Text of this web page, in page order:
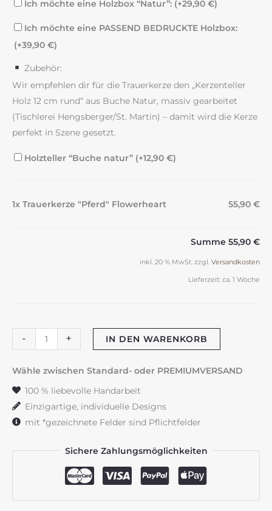
Ich möchte eine Holzbox “Natur”: (+29,90 €)
Ich möchte eine PASSEND BEDRUCKTE Holzbox:
(+39,90 €)
Zubehör:
Wir empfehlen dir für die Trauerkerze den „Kerzenteller
Holz 12 cm rund“ aus Buche Natur, massiv gearbeitet
(Tischlerei Hengsberger/St. Martin) – damit wird die Kerze
perfekt in Szene gesetzt.
Holzteller “Buche natur” (+12,90 €)
1x Trauerkerze "Pferd" Flowerheart 55,90 €
Summe 55,90 €
inkl. 20 % MwSt. zzgl. Versandkosten
Lieferzeit: ca. 1 Woche
-
Trauerkerze
"Pferd"
Flowerheart
+ IN DEN WARENKORB
Wähle zwischen Standard- oder PREMIUMVERSAND
100 % liebevolle Handarbeit
Einzigartige, individuelle Designs
mit *gezeichnete Felder sind Pflichtfelder
Sichere Zahlungsmöglichkeiten